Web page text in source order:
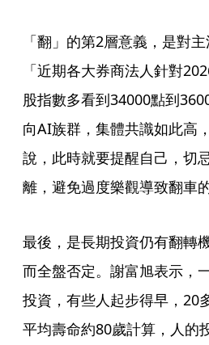
「翻」的第2層意義，是對
「近期各大券商法人針對
股指數多看到34000點到
向AI族群，集體共識如此高
說，此時就要提醒自己，切
離，避免過度樂觀導致翻車的
最後，是長期投資仍有翻轉
而全盤否定。謝富旭表示，
投資，有些人起步得早，20
平均壽命約80歲計算，人的